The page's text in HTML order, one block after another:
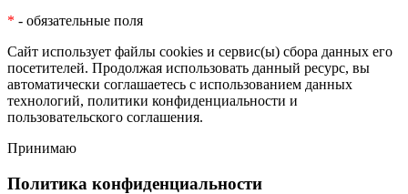
* - обязательные поля
Сайт использует файлы cookies и сервис(ы) сбора данных его
посетителей. Продолжая использовать данный ресурс, вы
автоматически соглашаетесь с использованием данных
технологий, политики конфиденциальности и
пользовательского соглашения.
Принимаю
Политика конфиденциальности